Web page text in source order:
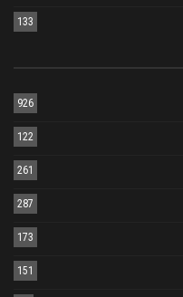
133
926
122
261
287
173
151